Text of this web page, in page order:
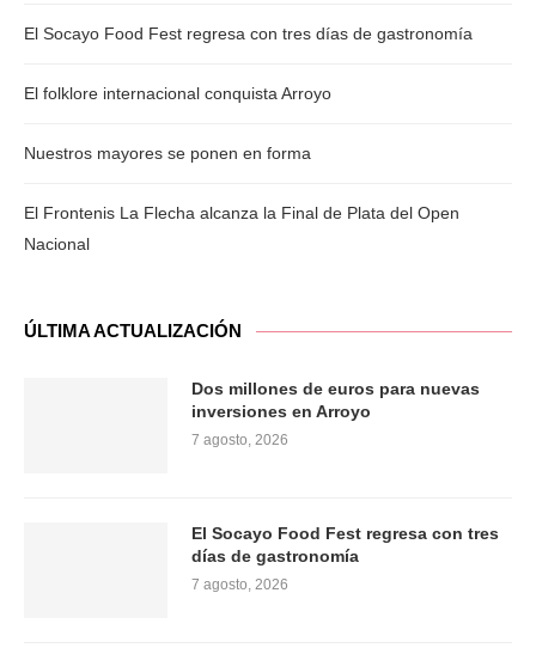
El Socayo Food Fest regresa con tres días de gastronomía
El folklore internacional conquista Arroyo
Nuestros mayores se ponen en forma
El Frontenis La Flecha alcanza la Final de Plata del Open
Nacional
ÚLTIMA ACTUALIZACIÓN
Dos millones de euros para nuevas
inversiones en Arroyo
7 agosto, 2026
El Socayo Food Fest regresa con tres
días de gastronomía
7 agosto, 2026